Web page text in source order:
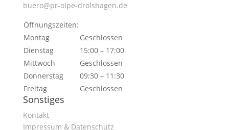
buero@pr-olpe-drolshagen.de
Öffnungszeiten:
Montag
Geschlossen
Dienstag
15:00 – 17:00
Mittwoch
Geschlossen
Donnerstag
09:30 – 11:30
Freitag
Geschlossen
Sonstiges
Kontakt
Impressum & Datenschutz